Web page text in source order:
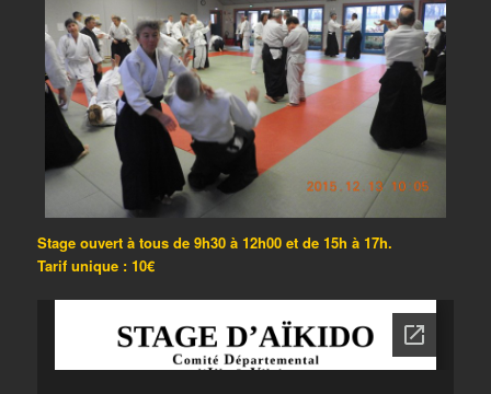
Stage ouvert à tous de 9h30 à 12h00 et de 15h à 17h.
Tarif unique : 10€